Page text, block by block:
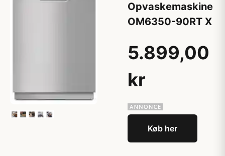
Opvaskemaskine
OM6350-90RT X
5.899,00
kr
Køb her